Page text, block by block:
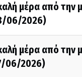
μέρα από την
06/2026)
μέρα από την
06/2026)